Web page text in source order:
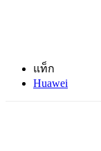
แท็ก
Huawei